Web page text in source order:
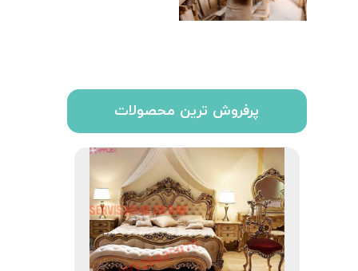
پرفروش ترین محصولات